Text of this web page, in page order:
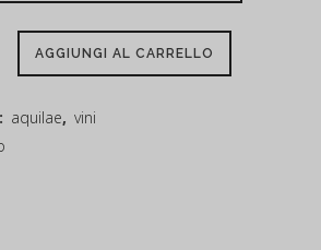
AGGIUNGI AL CARRELLO
aquilae, vini